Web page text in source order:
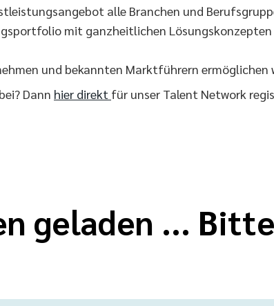
alle Branchen und
mit ganzheitlichen
und bekannten Marktführern ermöglichen
Dann hier direkt für unser Talent Network
geladen ...